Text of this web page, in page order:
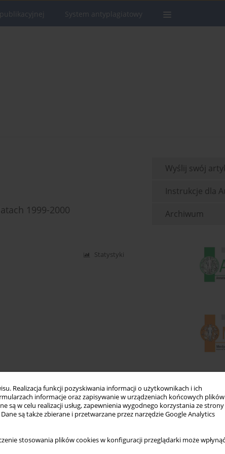
Realizacja funkcji pozyskiwania informacji o użytkownikach i ich
informacje oraz zapisywanie w urządzeniach końcowych plików
są w celu realizacji usług, zapewnienia wygodnego korzystania ze strony
Dane są także zbierane i przetwarzane przez narzędzie Google Analytics
stosowania plików cookies w konfiguracji przeglądarki może
System antyplagiatowy
1999-2000
Statystyki
Wyślij swój
Instrukcje dla
Archiwum
Newsletter